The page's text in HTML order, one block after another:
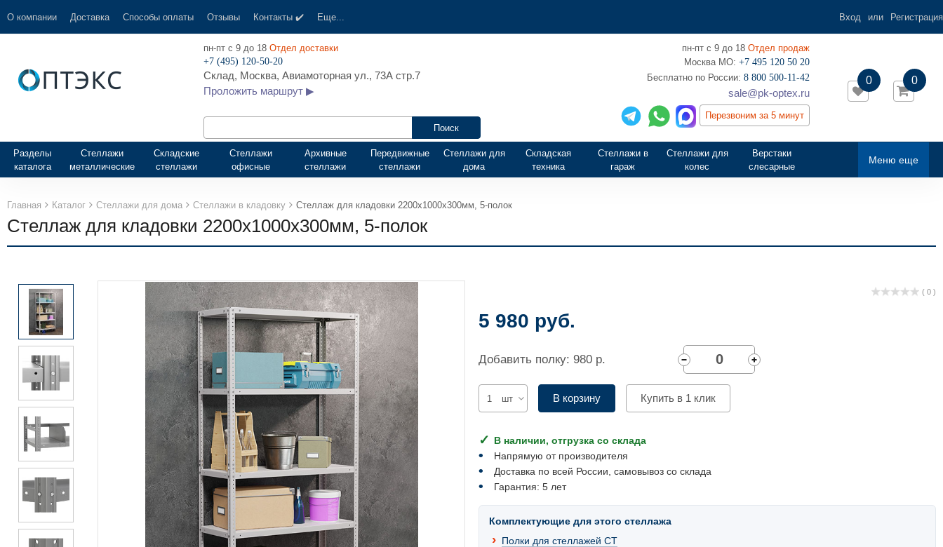
О компании Доставка Способы оплаты Отзывы Контакты ✔️ Еще... Вход или Регистрация
пн-пт с 9 до 18 Отдел доставки
+7 (495) 120-50-20
Склад, Москва, Авиамоторная ул., 73А стр.7
Проложить маршрут ▶
пн-пт с 9 до 18 Отдел продаж
Москва МО: +7 495 120 50 20
‎Бесплатно по России: 8 800 500-11-42
sale@pk-optex.ru
Перезвоним за 5 минут
0
0
Меню еще
Разделы
каталога
Стеллажи
металлические
Складские
стеллажи
Стеллажи
офисные
Архивные
стеллажи
Передвижные
стеллажи
Стеллажи для
дома
Складская
техника
Стеллажи в
гараж
Стеллажи для
колес
Верстаки
слесарные
Главная Каталог Стеллажи для дома Стеллажи в кладовку Стеллаж для кладовки 2200х1000х300мм, 5-полок
Стеллаж для кладовки 2200х1000х300мм, 5-полок
( 0 )
5 980 руб.
Добавить полку: 980 р.
шт В корзину Купить в 1 клик
В наличии, отгрузка со склада
Напрямую от производителя
Доставка по всей России, самовывоз со склада
Гарантия: 5 лет
Комплектующие для этого стеллажа
Полки для стеллажей СТ